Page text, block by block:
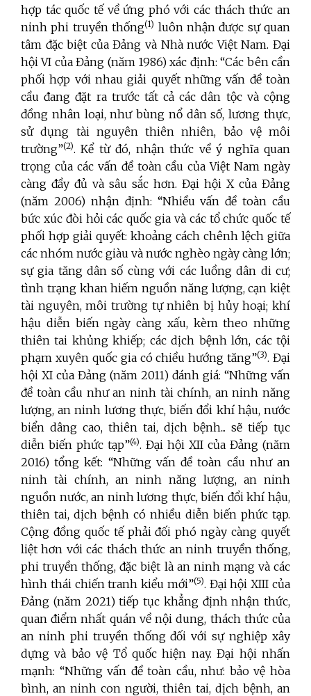
hợp tác quốc tế về ứng phó với các thách thức an
ninh phi truyền thống(1) luôn nhận được sự quan
tâm đặc biệt của Đảng và Nhà nước Việt Nam. Đại
hội VI của Đảng (năm 1986) xác định: “Các bên cần
phối hợp với nhau giải quyết những vấn đề toàn
cầu đang đặt ra trước tất cả các dân tộc và cộng
đồng nhân loại, như bùng nổ dân số, lương thực,
sử dụng tài nguyên thiên nhiên, bảo vệ môi
trường”(2). Kể từ đó, nhận thức về ý nghĩa quan
trọng của các vấn đề toàn cầu của Việt Nam ngày
càng đầy đủ và sâu sắc hơn. Đại hội X của Đảng
(năm 2006) nhận định: “Nhiều vấn đề toàn cầu
bức xúc đòi hỏi các quốc gia và các tổ chức quốc tế
phối hợp giải quyết: khoảng cách chênh lệch giữa
các nhóm nước giàu và nước nghèo ngày càng lớn;
sự gia tăng dân số cùng với các luồng dân di cư;
tình trạng khan hiếm nguồn năng lượng, cạn kiệt
tài nguyên, môi trường tự nhiên bị hủy hoại; khí
hậu diễn biến ngày càng xấu, kèm theo những
thiên tai khủng khiếp; các dịch bệnh lớn, các tội
phạm xuyên quốc gia có chiều hướng tăng”(3). Đại
hội XI của Đảng (năm 2011) đánh giá: “Những vấn
đề toàn cầu như an ninh tài chính, an ninh năng
lượng, an ninh lương thực, biến đổi khí hậu, nước
biển dâng cao, thiên tai, dịch bệnh... sẽ tiếp tục
diễn biến phức tạp”(4). Đại hội XII của Đảng (năm
2016) tổng kết: “Những vấn đề toàn cầu như an
ninh tài chính, an ninh năng lượng, an ninh
nguồn nước, an ninh lương thực, biến đổi khí hậu,
thiên tai, dịch bệnh có nhiều diễn biến phức tạp.
Cộng đồng quốc tế phải đối phó ngày càng quyết
liệt hơn với các thách thức an ninh truyền thống,
phi truyền thống, đặc biệt là an ninh mạng và các
hình thái chiến tranh kiểu mới”(5). Đại hội XIII của
Đảng (năm 2021) tiếp tục khẳng định nhận thức,
quan điểm nhất quán về nội dung, thách thức của
an ninh phi truyền thống đối với sự nghiệp xây
dựng và bảo vệ Tổ quốc hiện nay. Đại hội nhấn
mạnh: “Những vấn đề toàn cầu, như: bảo vệ hòa
bình, an ninh con người, thiên tai, dịch bệnh, an